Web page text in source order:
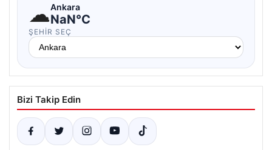
☁Ankara
NaN°C
ŞEHIR SEÇ
Bizi Takip Edin